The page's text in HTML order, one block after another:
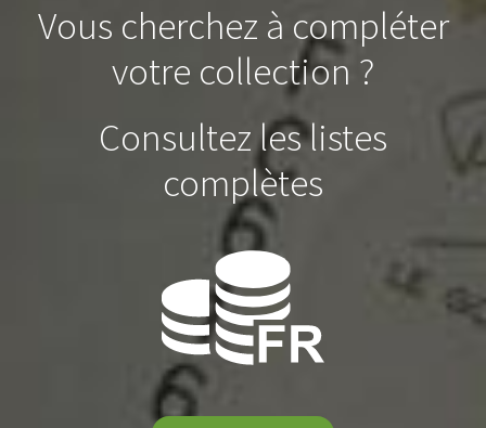
Vous cherchez à compléter
votre collection ?
Consultez les listes
complètes